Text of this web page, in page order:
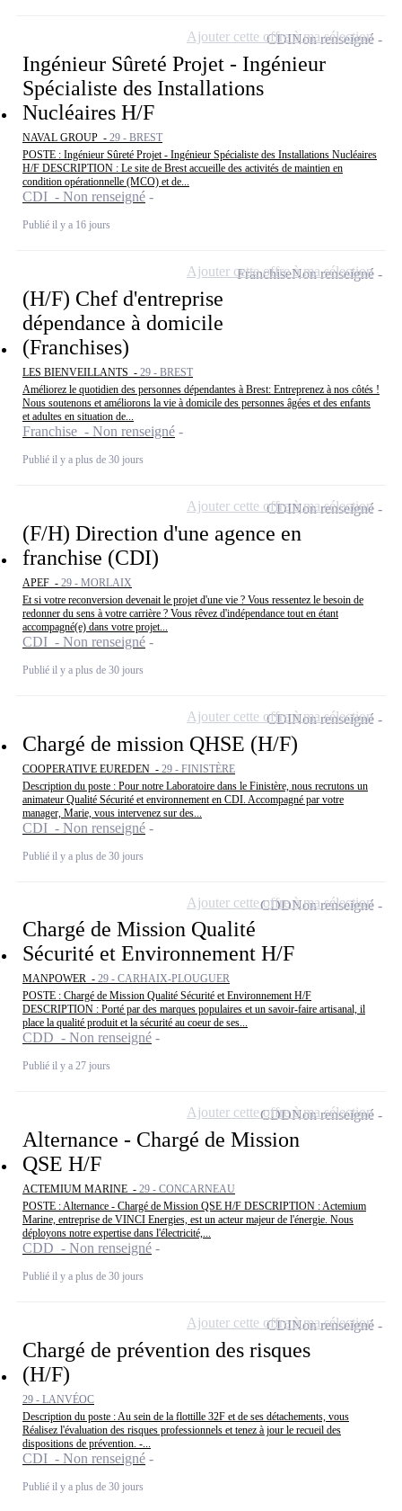
Ingénieur Sûreté Projet - Ingénieur
Spécialiste des Installations
Nucléaires H/F
NAVAL GROUP - 29 - BREST
POSTE : Ingénieur Sûreté Projet - Ingénieur Spécialiste des Installations Nucléaires
H/F DESCRIPTION : Le site de Brest accueille des activités de maintien en
condition opérationnelle (MCO) et de...
CDI - Non renseigné
Publié il y a 16 jours
CDINon renseigné
Ajouter cette offre à ma sélection
(H/F) Chef d'entreprise
dépendance à domicile
(Franchises)
LES BIENVEILLANTS - 29 - BREST
Améliorez le quotidien des personnes dépendantes à Brest: Entreprenez à nos côtés !
Nous soutenons et améliorons la vie à domicile des personnes âgées et des enfants
et adultes en situation de...
Franchise - Non renseigné
Publié il y a plus de 30 jours
FranchiseNon renseigné
Ajouter cette offre à ma sélection
(F/H) Direction d'une agence en
franchise (CDI)
APEF - 29 - MORLAIX
Et si votre reconversion devenait le projet d'une vie ? Vous ressentez le besoin de
redonner du sens à votre carrière ? Vous rêvez d'indépendance tout en étant
accompagné(e) dans votre projet...
CDI - Non renseigné
Publié il y a plus de 30 jours
CDINon renseigné
Ajouter cette offre à ma sélection
Chargé de mission QHSE (H/F)
COOPERATIVE EUREDEN - 29 - FINISTÈRE
Description du poste : Pour notre Laboratoire dans le Finistère, nous recrutons un
animateur Qualité Sécurité et environnement en CDI. Accompagné par votre
manager, Marie, vous intervenez sur des...
CDI - Non renseigné
Publié il y a plus de 30 jours
CDINon renseigné
Ajouter cette offre à ma sélection
Chargé de Mission Qualité
Sécurité et Environnement H/F
MANPOWER - 29 - CARHAIX-PLOUGUER
POSTE : Chargé de Mission Qualité Sécurité et Environnement H/F
DESCRIPTION : Porté par des marques populaires et un savoir-faire artisanal, il
place la qualité produit et la sécurité au coeur de ses...
CDD - Non renseigné
Publié il y a 27 jours
CDDNon renseigné
Ajouter cette offre à ma sélection
Alternance - Chargé de Mission
QSE H/F
ACTEMIUM MARINE - 29 - CONCARNEAU
POSTE : Alternance - Chargé de Mission QSE H/F DESCRIPTION : Actemium
Marine, entreprise de VINCI Energies, est un acteur majeur de l'énergie. Nous
déployons notre expertise dans l'électricité,...
CDD - Non renseigné
Publié il y a plus de 30 jours
CDDNon renseigné
Ajouter cette offre à ma sélection
Chargé de prévention des risques
(H/F)
29 - LANVÉOC
Description du poste : Au sein de la flottille 32F et de ses détachements, vous
Réalisez l'évaluation des risques professionnels et tenez à jour le recueil des
dispositions de prévention. -...
CDI - Non renseigné
Publié il y a plus de 30 jours
CDINon renseigné
Ajouter cette offre à ma sélection